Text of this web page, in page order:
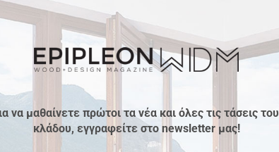
μπορεί να διαφέρουν ανάλογα με τα είδη, τα
φυσικά σχεδόν σε όλες τις ηπείρους,
Επιπλέον, η εγκατάστασή του απαιτεί ελάχιστα
επαρκή επεξεργασία για την προστασία
επαφή με το έδαφος ή τη βροχή.
να μαθαίνετε πρώτοι τα νέα και όλες τις τάσεις του
κλάδου, εγγραφείτε στο newsletter μας!